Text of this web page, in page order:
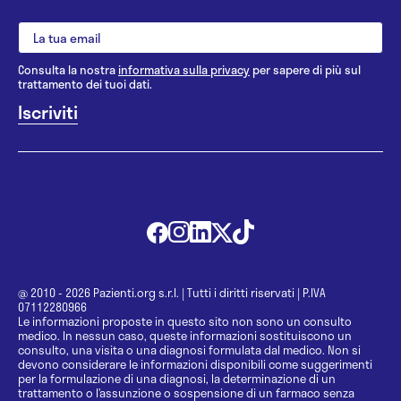
Consulta la nostrainformativa sulla privacy per sapere di più sul
trattamento dei tuoi dati.
@ 2010 - 2026 Pazienti.org s.r.l. | Tutti i diritti riservati | P.IVA
07112280966
Le informazioni proposte in questo sito non sono un consulto
medico. In nessun caso, queste informazioni sostituiscono un
consulto, una visita o una diagnosi formulata dal medico. Non si
devono considerare le informazioni disponibili come suggerimenti
per la formulazione di una diagnosi, la determinazione di un
trattamento o l’assunzione o sospensione di un farmaco senza